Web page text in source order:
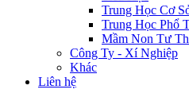
Trung Học Cơ
Trung Học Phổ
Mầm Non Tư
Công Ty - Xí Nghiệp
Khác
Liên hệ